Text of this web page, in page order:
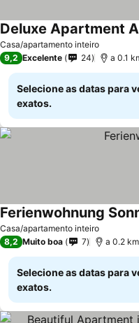
Casa/apartamento inteiro
Deluxe Apartment
9,2 Excelente 24 a 0.1
Selecione as datas para
exatos.
Casa/apartamento inteiro
Ferienwohnung
8,2 Muito boa 7 a 0.2
Selecione as datas para
exatos.